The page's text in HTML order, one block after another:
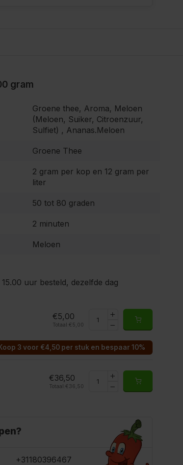
gram
Groene thee, Aroma, Meloen
(Meloen, Suiker, Citroenzuur,
Sulfiet) , Ananas.Meloen
Groene Thee
2 gram per kop en 12 gram per
liter
50 tot 80 graden
2 minuten
Meloen
uur besteld, dezelfde dag
€5,00
Totaal: €5,00
Koop 3 voor €4,50 per stuk en bespaar 10%
€36,50
Totaal: €36,50
+31180396467